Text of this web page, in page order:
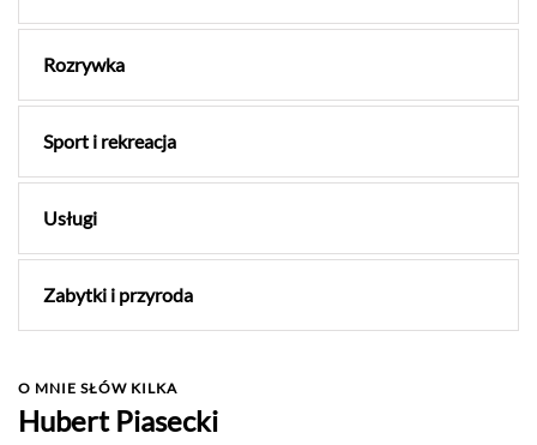
Rozrywka
Sport i rekreacja
Usługi
Zabytki i przyroda
O MNIE SŁÓW KILKA
Hubert Piasecki